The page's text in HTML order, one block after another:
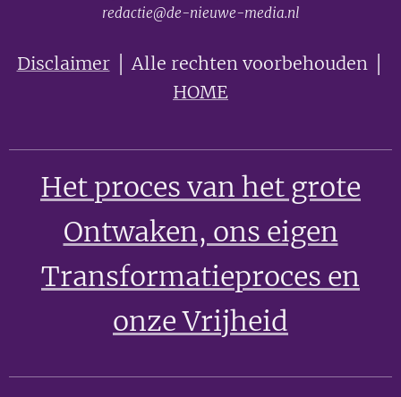
redactie@de-nieuwe-media.nl
Disclaimer│ Alle rechten voorbehouden │
HOME
Het proces van het grote
Ontwaken, ons eigen
Transformatieproces en
onze Vrijheid